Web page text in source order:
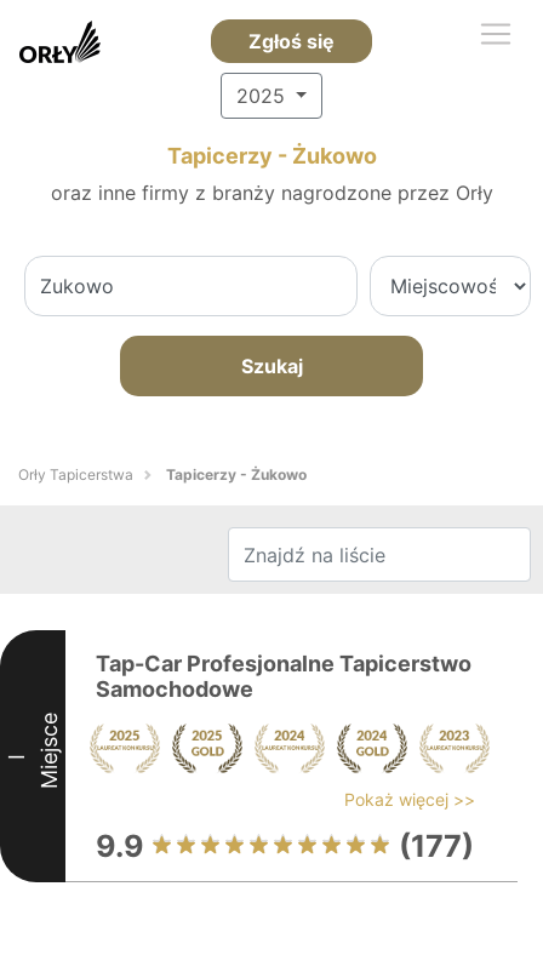
Zgłoś się
2025
Tapicerzy - Żukowo
oraz inne firmy z branży nagrodzone przez Orły
Szukaj
Orły Tapicerstwa Tapicerzy - Żukowo
I Miejsce
Tap-Car Profesjonalne Tapicerstwo
Samochodowe
Pokaż więcej >>
9.9 (177)